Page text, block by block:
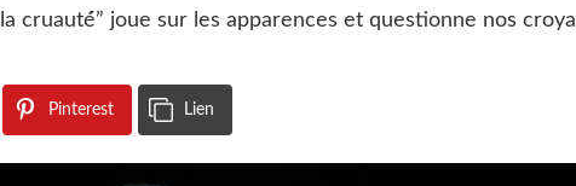
cruauté́” joue sur les apparences et questionne nos
Pinterest Lien